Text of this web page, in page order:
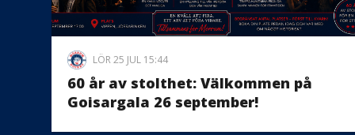
LÖR 25 JUL 15:44
60 år av stolthet: Välkommen på
Goisargala 26 september!